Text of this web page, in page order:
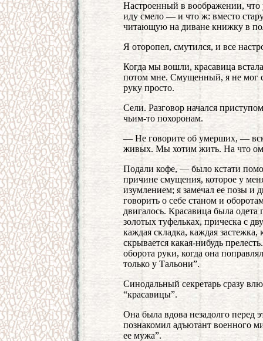
Настроенный в воображении,
иду смело — и что ж: вместо
читающую на диване книжку в
Я оторопел, смутился, и все
Когда мы вошли, красавица
потом мне. Смущенный, я не мог
руку просто.
Сели. Разговор начался
чьим-то похоронам.
— Не говорите об умерших, —
живых. Мы хотим жить. На что
Подали кофе, — было кстати
причине смущения, которое у
изумлением; я замечал ее позы и
говорить о себе станом и
двигалось. Красавица была
золотых туфельках, прическа с
каждая складка, каждая
скрывается какая-нибудь
оборота руки, когда она
только у Тальони”.
Синодальный секретарь сразу
“красавицы”.
Она была вдова незадолго перед
познакомил адъютант военного
ее мужа”.